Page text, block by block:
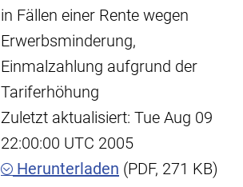
in Fällen einer Rente wegen
Erwerbsminderung,
Einmalzahlung aufgrund der
Tariferhöhung
Zuletzt aktualisiert: Tue Aug 09
22:00:00 UTC 2005
Herunterladen (PDF, 271 KB)